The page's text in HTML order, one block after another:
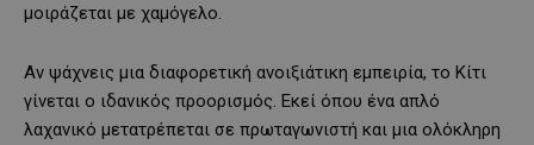
μοιράζεται με χαμόγελο.
Αν ψάχνεις μια διαφορετική ανοιξιάτικη εμπειρία, το Κίτι
γίνεται ο ιδανικός προορισμός. Εκεί όπου ένα απλό
λαχανικό μετατρέπεται σε πρωταγωνιστή και μια ολόκληρη